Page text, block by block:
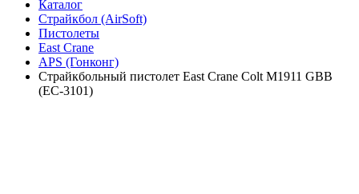
Каталог
Страйкбол (AirSoft)
Пистолеты
East Crane
APS (Гонконг)
Страйкбольный пистолет East Crane Colt M1911 GBB
(EC-3101)